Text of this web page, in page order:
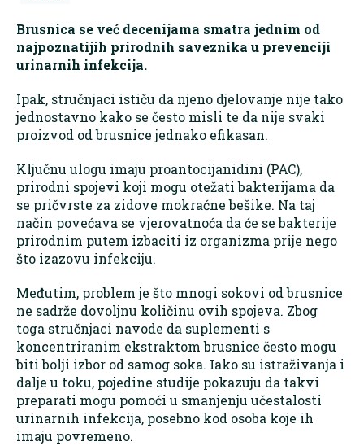
Brusnica se već decenijama smatra jednim od
najpoznatijih prirodnih saveznika u prevenciji
urinarnih infekcija.
Ipak, stručnjaci ističu da njeno djelovanje nije tako
jednostavno kako se često misli te da nije svaki
proizvod od brusnice jednako efikasan.
Ključnu ulogu imaju proantocijanidini (PAC),
prirodni spojevi koji mogu otežati bakterijama da
se pričvrste za zidove mokraćne bešike. Na taj
način povećava se vjerovatnoća da će se bakterije
prirodnim putem izbaciti iz organizma prije nego
što izazovu infekciju.
Međutim, problem je što mnogi sokovi od brusnice
ne sadrže dovoljnu količinu ovih spojeva. Zbog
toga stručnjaci navode da suplementi s
koncentriranim ekstraktom brusnice često mogu
biti bolji izbor od samog soka. Iako su istraživanja i
dalje u toku, pojedine studije pokazuju da takvi
preparati mogu pomoći u smanjenju učestalosti
urinarnih infekcija, posebno kod osoba koje ih
imaju povremeno.